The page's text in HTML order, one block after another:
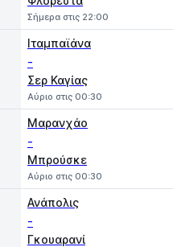
Σήμερα στις 22:00
Ιταμπαϊάνα
-
Σερ Καγίας
Αύριο στις 00:30
Μαρανχάο
-
Μπρούσκε
Αύριο στις 00:30
Ανάπολις
-
Γκουαρανί